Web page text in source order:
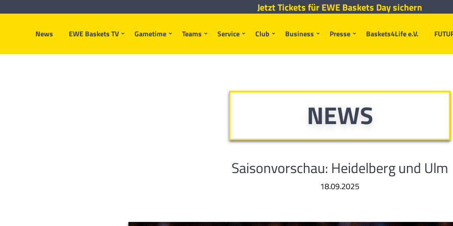
News EWE Baskets TV Gametime Teams Service Club Business Presse Baskets4Life e.V.
Jetzt Tickets für EWE Baskets Day sichern
NEWS
Saisonvorschau: Heidelberg und Ulm
18.09.2025